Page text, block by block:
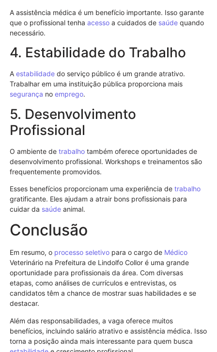
A assistência médica é um benefício importante. Isso garante
que o profissional tenha acesso a cuidados de saúde quando
necessário.
4. Estabilidade do Trabalho
A estabilidade do serviço público é um grande atrativo.
Trabalhar em uma instituição pública proporciona mais
segurança no emprego.
5. Desenvolvimento
Profissional
O ambiente de trabalho também oferece oportunidades de
desenvolvimento profissional. Workshops e treinamentos são
frequentemente promovidos.
Esses benefícios proporcionam uma experiência de trabalho
gratificante. Eles ajudam a atrair bons profissionais para
cuidar da saúde animal.
Conclusão
Em resumo, o processo seletivo para o cargo de Médico
Veterinário na Prefeitura de Lindolfo Collor é uma grande
oportunidade para profissionais da área. Com diversas
etapas, como análises de currículos e entrevistas, os
candidatos têm a chance de mostrar suas habilidades e se
destacar.
Além das responsabilidades, a vaga oferece muitos
benefícios, incluindo salário atrativo e assistência médica. Isso
torna a posição ainda mais interessante para quem busca